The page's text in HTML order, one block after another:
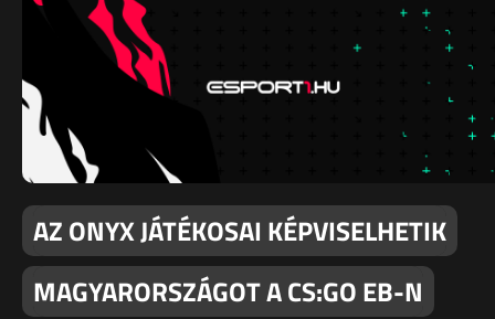
AZ ONYX JÁTÉKOSAI KÉPVISELHETIK
MAGYARORSZÁGOT A CS:GO EB-N